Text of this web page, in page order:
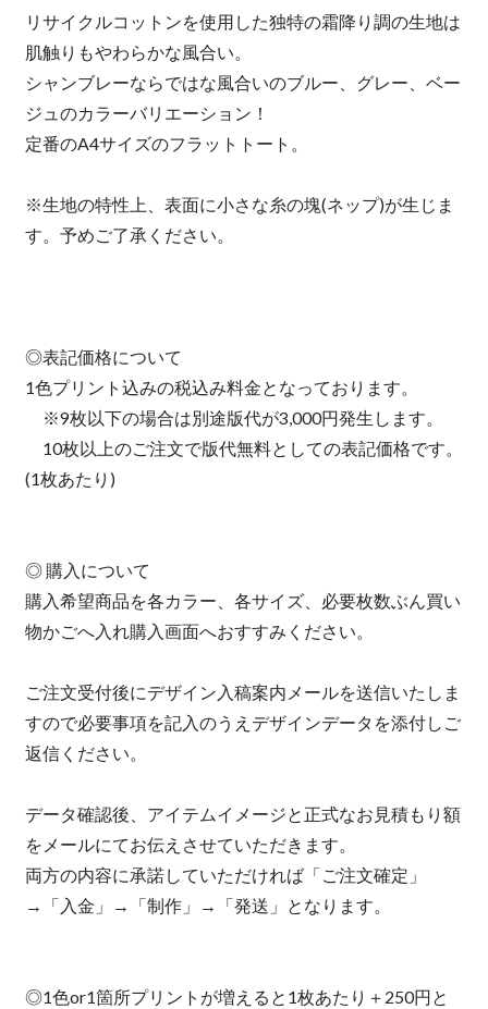
リサイクルコットンを使用した独特の霜降り調の生地は
肌触りもやわらかな風合い。
シャンブレーならではな風合いのブルー、グレー、ベー
ジュのカラーバリエーション！
定番のA4サイズのフラットトート。
※生地の特性上、表面に小さな糸の塊(ネップ)が生じま
す。予めご了承ください。
◎表記価格について
1色プリント込みの税込み料金となっております。
※9枚以下の場合は別途版代が3,000円発生します。
10枚以上のご注文で版代無料としての表記価格です。
(1枚あたり)
◎ 購入について
購入希望商品を各カラー、各サイズ、必要枚数ぶん買い
物かごへ入れ購入画面へおすすみください。
ご注文受付後にデザイン入稿案内メールを送信いたしま
すので必要事項を記入のうえデザインデータを添付しご
返信ください。
データ確認後、アイテムイメージと正式なお見積もり額
をメールにてお伝えさせていただきます。
両方の内容に承諾していただければ「ご注文確定」
→「入金」→「制作」→「発送」となります。
◎1色or1箇所プリントが増えると1枚あたり＋250円と